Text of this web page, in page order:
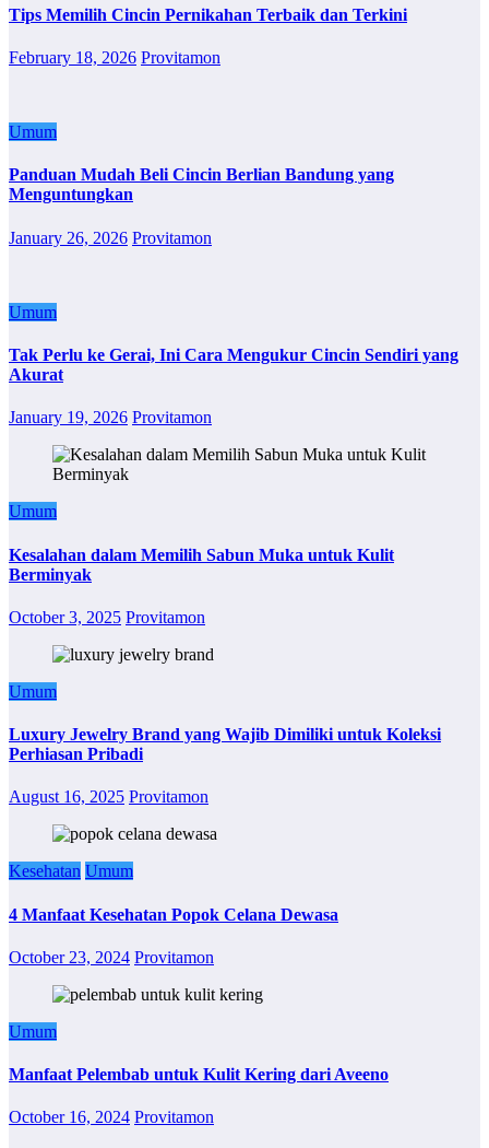
Tips Memilih Cincin Pernikahan Terbaik dan Terkini
February 18, 2026 Provitamon
Umum
Panduan Mudah Beli Cincin Berlian Bandung yang
Menguntungkan
January 26, 2026 Provitamon
Umum
Tak Perlu ke Gerai, Ini Cara Mengukur Cincin Sendiri yang
Akurat
January 19, 2026 Provitamon
Umum
Kesalahan dalam Memilih Sabun Muka untuk Kulit
Berminyak
October 3, 2025 Provitamon
Umum
Luxury Jewelry Brand yang Wajib Dimiliki untuk Koleksi
Perhiasan Pribadi
August 16, 2025 Provitamon
Kesehatan Umum
4 Manfaat Kesehatan Popok Celana Dewasa
October 23, 2024 Provitamon
Umum
Manfaat Pelembab untuk Kulit Kering dari Aveeno
October 16, 2024 Provitamon